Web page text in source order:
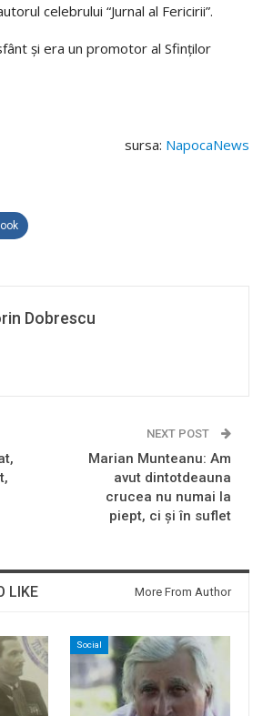
celebrului “Jurnal al Fericirii”.
și era un promotor al Sfinților
sursa: NapocaNews
Dobrescu
NEXT POST
Marian Munteanu: Am
avut dintotdeauna
crucea nu numai la
piept, ci și în suflet
LIKE More From Author
Social